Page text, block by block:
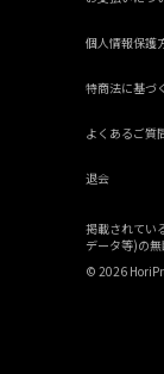
個人情報保護
特商法に基づ
よくあるご質
退会
掲載されてい
データ等)の無
© 2026